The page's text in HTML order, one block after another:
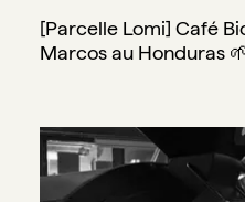
[Parcelle Lomi] Café
Marcos au Honduras
Torréfaction café :